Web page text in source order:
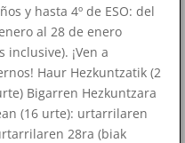
y hasta 4º de ESO: del
al 28 de enero
inclusive). ¡Ven a
Haur Hezkuntzatik (2
Bigarren Hezkuntzara
(16 urte): urtarrilaren
28ra (biak